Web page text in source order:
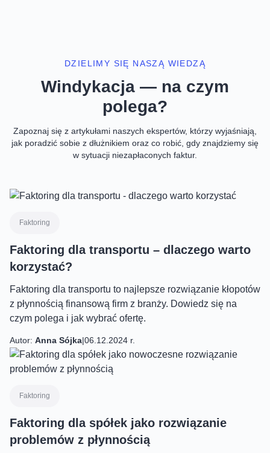
DZIELIMY SIĘ NASZĄ WIEDZĄ
Windykacja — na czym
polega?
Zapoznaj się z artykułami naszych ekspertów, którzy wyjaśniają,
jak poradzić sobie z dłużnikiem oraz co robić, gdy znajdziemy się
w sytuacji niezapłaconych faktur.
Faktoring
Faktoring dla transportu – dlaczego warto
korzystać?
Faktoring dla transportu to najlepsze rozwiązanie kłopotów
z płynnością finansową firm z branży. Dowiedz się na
czym polega i jak wybrać ofertę.
Autor: Anna Sójka|06.12.2024 r.
Faktoring
Faktoring dla spółek jako rozwiązanie
problemów z płynnością